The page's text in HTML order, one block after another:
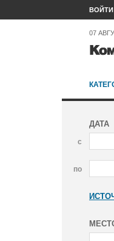
ВОЙТИ
07
ДАТА
с
по